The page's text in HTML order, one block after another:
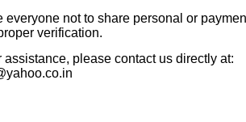
Red Tiger wurden geschlossen.
klassischen Slots finden Spieler
das Live-Angebot wurde mit
everyone not to share personal or
verification.
assistance, please contact us directly at: